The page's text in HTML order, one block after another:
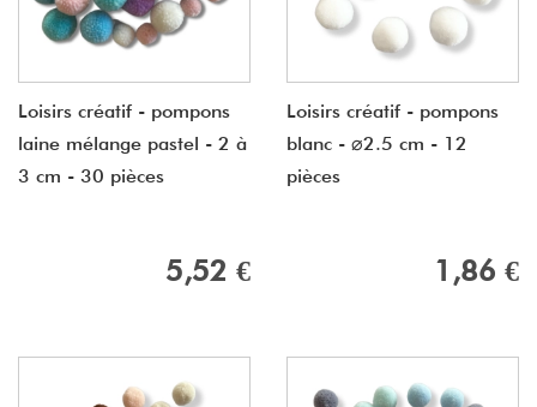
Loisirs créatif - pompons
laine mélange pastel - 2 à
3 cm - 30 pièces
5,52 €
Loisirs créatif - pompons
blanc - ⌀2.5 cm - 12
pièces
1,86 €